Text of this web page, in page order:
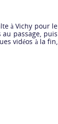
à Vichy pour le
passage, puis
vidéos à la fin,